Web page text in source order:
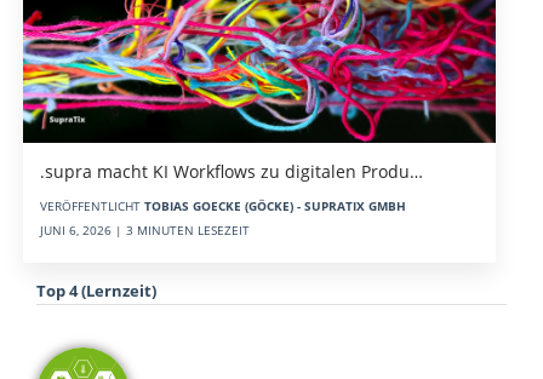
.supra macht KI Workflows zu digitalen Produ…
VERÖFFENTLICHT TOBIAS GOECKE (GÖCKE) - SUPRATIX GMBH
JUNI 6, 2026 | 3 MINUTEN LESEZEIT
Top 4 (Lernzeit)